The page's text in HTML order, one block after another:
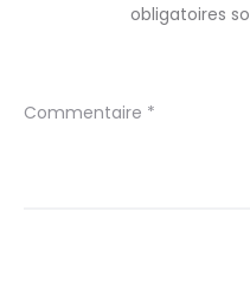
obligatoires
Commentaire *